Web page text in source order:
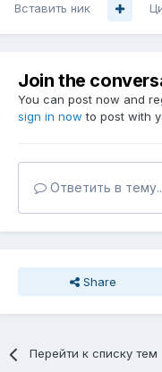
Вставить ник
Join the
You can post now and
sign in now to post with
Ответить в
Share
Перейти к списку тем